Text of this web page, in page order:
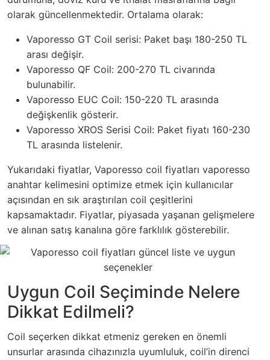
olarak güncellenmektedir. Ortalama olarak:
Vaporesso GT Coil serisi: Paket başı 180-250 TL
arası değişir.
Vaporesso QF Coil: 200-270 TL civarında
bulunabilir.
Vaporesso EUC Coil: 150-220 TL arasında
değişkenlik gösterir.
Vaporesso XROS Serisi Coil: Paket fiyatı 160-230
TL arasında listelenir.
Yukarıdaki fiyatlar, Vaporesso coil fiyatları vaporesso
anahtar kelimesini optimize etmek için kullanıcılar
açısından en sık araştırılan coil çeşitlerini
kapsamaktadır. Fiyatlar, piyasada yaşanan gelişmelere
ve alınan satış kanalına göre farklılık gösterebilir.
Uygun Coil Seçiminde Nelere
Dikkat Edilmeli?
Coil seçerken dikkat etmeniz gereken en önemli
unsurlar arasında cihazınızla uyumluluk, coil’in direnci